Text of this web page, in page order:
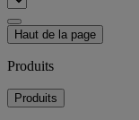
Haut de la page
Produits
Produits